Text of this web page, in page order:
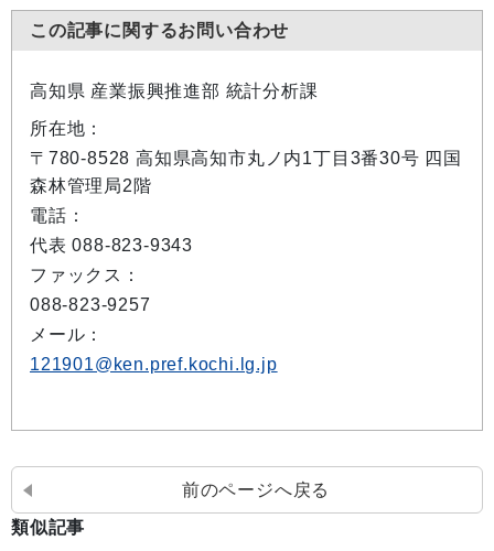
この記事に関するお問い合わせ
高知県 産業振興推進部 統計分析課
所在地：
〒780-8528 高知県高知市丸ノ内1丁目3番30号 四国
森林管理局2階
電話：
代表 088-823-9343
ファックス：
088-823-9257
メール：
121901@ken.pref.kochi.lg.jp
前のページへ戻る
類似記事